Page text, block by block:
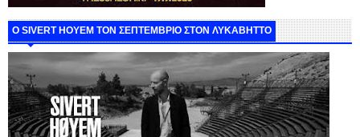
Ο SIVERT HOYEM ΤΟΝ ΣΕΠΤΕΜΒΡΙΟ ΣΤΟΝ ΛΥΚΑΒΗΤΤΟ